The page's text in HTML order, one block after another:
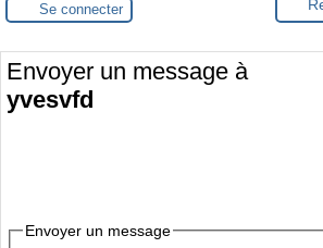
Se connecter
Envoyer un message à
yvesvfd
Envoyer un message